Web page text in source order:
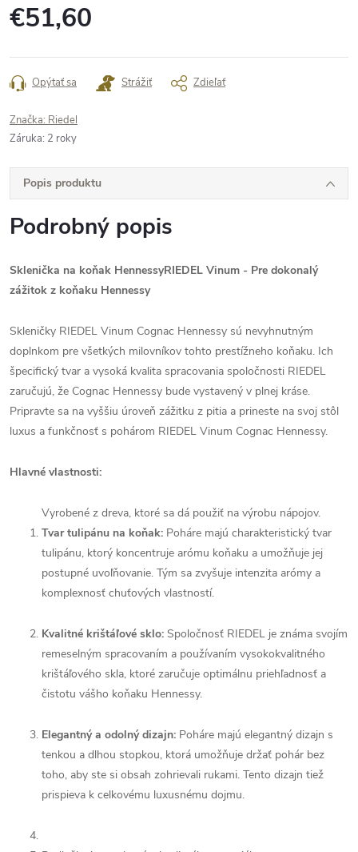
€51,60
cena:
Opýtať sa Strážiť Zdieľať
Značka: Riedel
Záruka: 2 roky
Popis produktu
Podrobný popis
Sklenička na koňak HennessyRIEDEL Vinum - Pre dokonalý
zážitok z koňaku Hennessy
Skleničky RIEDEL Vinum Cognac Hennessy sú nevyhnutným
doplnkom pre všetkých milovníkov tohto prestížneho koňaku. Ich
špecifický tvar a vysoká kvalita spracovania spoločnosti RIEDEL
zaručujú, že Cognac Hennessy bude vystavený v plnej kráse.
Pripravte sa na vyššiu úroveň zážitku z pitia a prineste na svoj stôl
luxus a funkčnosť s pohárom RIEDEL Vinum Cognac Hennessy.
Hlavné vlastnosti:
Vyrobené z dreva, ktoré sa dá použiť na výrobu nápojov.
Tvar tulipánu na koňak: Poháre majú charakteristický tvar
tulipánu, ktorý koncentruje arómu koňaku a umožňuje jej
postupné uvoľňovanie. Tým sa zvyšuje intenzita arómy a
komplexnosť chuťových vlastností.
Kvalitné krištáľové sklo: Spoločnosť RIEDEL je známa svojím
remeselným spracovaním a používaním vysokokvalitného
krištáľového skla, ktoré zaručuje optimálnu priehľadnosť a
čistotu vášho koňaku Hennessy.
Elegantný a odolný dizajn: Poháre majú elegantný dizajn s
tenkou a dlhou stopkou, ktorá umožňuje držať pohár bez
toho, aby ste si obsah zohrievali rukami. Tento dizajn tiež
prispieva k celkovému luxusnému dojmu.